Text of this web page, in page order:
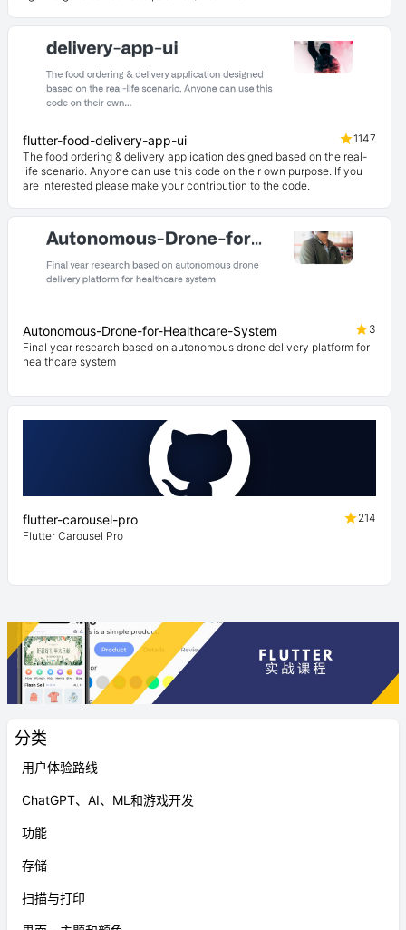
分类
用户体验路线
ChatGPT、AI、ML和游戏开发
功能
存储
扫描与打印
flutter-food-delivery-app-ui
1147
The food ordering & delivery application designed based on the real-
life scenario. Anyone can use this code on their own purpose. If you
are interested please make your contribution to the code.
Autonomous-Drone-for-Healthcare-System
3
Final year research based on autonomous drone delivery platform for
healthcare system
flutter-carousel-pro
214
Flutter Carousel Pro